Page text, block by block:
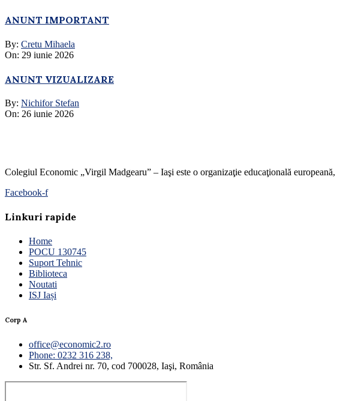
ANUNT IMPORTANT
By: Cretu Mihaela
On: 29 iunie 2026
ANUNT VIZUALIZARE
By: Nichifor Stefan
On: 26 iunie 2026
Colegiul Economic „Virgil Madgearu” – Iaşi este o organizaţie educaţională
Facebook-f
Linkuri rapide
Home
POCU 130745
Suport Tehnic
Biblioteca
Noutati
ISJ Iași
Corp A
office@economic2.ro
Phone: 0232 316 238,
Str. Sf. Andrei nr. 70, cod 700028, Iaşi, România